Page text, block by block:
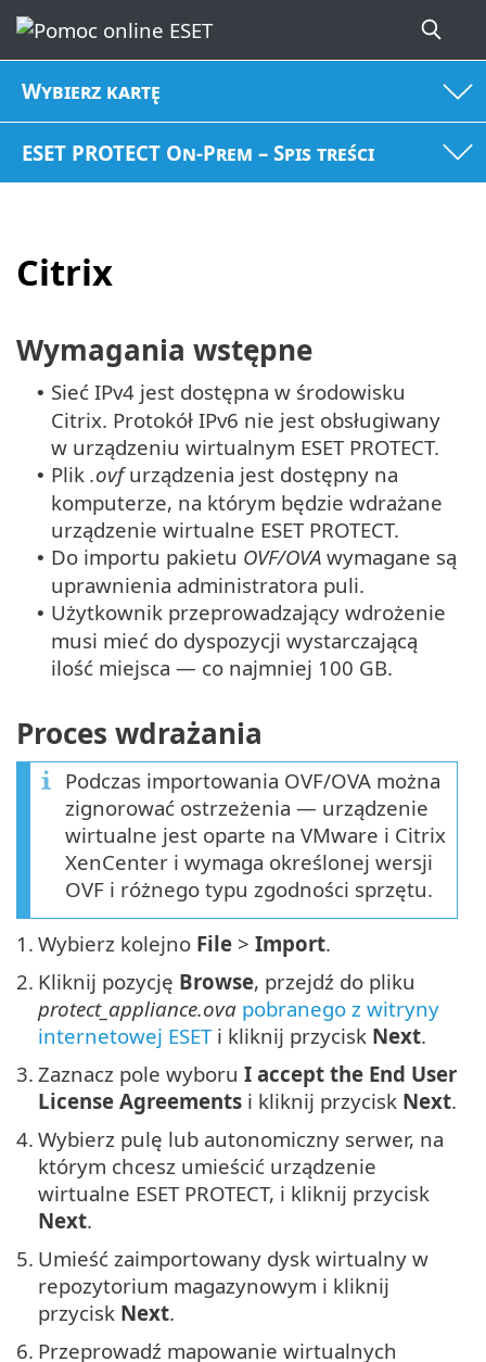
Wybierz kartę
ESET PROTECT On-Prem – Spis treści
Citrix
Wymagania wstępne
• Sieć IPv4 jest dostępna w środowisku
Citrix. Protokół IPv6 nie jest obsługiwany
w urządzeniu wirtualnym ESET PROTECT.
• Plik .ovfurządzenia jest dostępny na
komputerze, na którym będzie wdrażane
urządzenie wirtualne ESET PROTECT.
• Do importu pakietu OVF/OVA wymagane są
uprawnienia administratora puli.
• Użytkownik przeprowadzający wdrożenie
musi mieć do dyspozycji wystarczającą
ilość miejsca — co najmniej 100 GB.
Proces wdrażania
Podczas importowania OVF/OVA można
zignorować ostrzeżenia — urządzenie
wirtualne jest oparte na VMware i Citrix
XenCenter i wymaga określonej wersji
OVF i różnego typu zgodności sprzętu.
1. Wybierz kolejno File > Import.
2. Kliknij pozycję Browse, przejdź do pliku
protect_appliance.ova pobranego z witryny
internetowej ESETi kliknij przycisk Next.
3. Zaznacz pole wyboru I accept the End User
License Agreements i kliknij przycisk Next.
4. Wybierz pulę lub autonomiczny serwer, na
którym chcesz umieścić urządzenie
wirtualne ESET PROTECT, i kliknij przycisk
Next.
5. Umieść zaimportowany dysk wirtualny w
repozytorium magazynowym i kliknij
przycisk Next.
6. Przeprowadź mapowanie wirtualnych